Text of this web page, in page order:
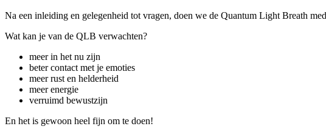
Na een inleiding en gelegenheid tot vragen, doen we de Quantum Light Breath
Wat kan je van de QLB verwachten?
meer in het nu zijn
beter contact met je emoties
meer rust en helderheid
meer energie
verruimd bewustzijn
En het is gewoon heel fijn om te doen!